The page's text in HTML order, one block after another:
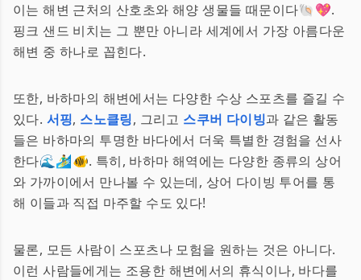
이는 해변 근처의 산호초와 해양 생물들 때문이다🐚💖.
핑크 샌드 비치는 그 뿐만 아니라 세계에서 가장 아름다운
해변 중 하나로 꼽힌다.
또한, 바하마의 해변에서는 다양한 수상 스포츠를 즐길 수
있다. 서핑, 스노클링, 그리고 스쿠버 다이빙과 같은 활동
들은 바하마의 투명한 바다에서 더욱 특별한 경험을 선사
한다🌊🏄‍♂️🐠. 특히, 바하마 해역에는 다양한 종류의 상어
와 가까이에서 만나볼 수 있는데, 상어 다이빙 투어를 통
해 이들과 직접 마주할 수도 있다!
물론, 모든 사람이 스포츠나 모험을 원하는 것은 아니다.
이런 사람들에게는 조용한 해변에서의 휴식이나, 바다를